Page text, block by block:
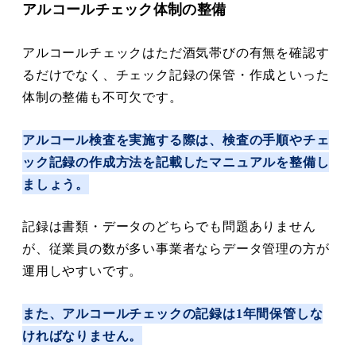
アルコールチェック体制の整備
アルコールチェックはただ酒気帯びの有無を確認す
るだけでなく、チェック記録の保管・作成といった
体制の整備も不可欠です。
アルコール検査を実施する際は、検査の手順やチェ
ック記録の作成方法を記載したマニュアルを整備し
ましょう。
記録は書類・データのどちらでも問題ありません
が、従業員の数が多い事業者ならデータ管理の方が
運用しやすいです。
また、アルコールチェックの記録は1年間保管しな
ければなりません。